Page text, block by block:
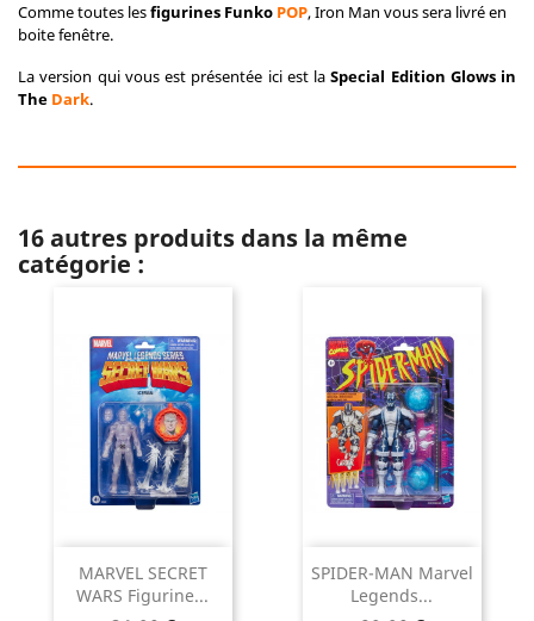
Comme toutes lesfigurines Funko POP, Iron Man vous sera livré en
boite fenêtre.
La version qui vous est présentée ici est laSpecial Edition Glows in
The Dark.
16 autres produits dans la même
catégorie :
MARVEL SECRET
WARS Figurine...
SPIDER-MAN Marvel
Legends...